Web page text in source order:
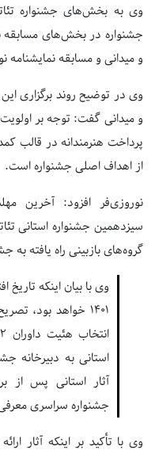
وی به بخش‌های جشنواره
جشنواره در بخش‌های
و میدانی و مسابقه نمایشنامه
وی در توضیح روند برگزاری
و میدانی گفت: توجه بر
پرداخت هنرمندانه در قالب
از اهداف اصلی جشنواره است.
نوروزی‌فر افزود: آخرین
گروه‌های بازبینی راه یافته به جشنواره ۲۹
۱۴۰۱ خواهد بود،
استانی به دبیرخانه
آثار استانی پس
جشنواره سراسری
وی با تأکید بر اینکه آثار